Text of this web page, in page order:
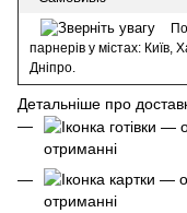
парнерів у містах: Київ,
Дніпро.
Детальніше про
отриманні